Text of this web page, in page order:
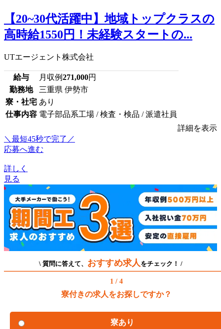
【20~30代活躍中】地域トップクラスの
高時給1550円！未経験スタートの...
UTエージェント株式会社
給与 月収例271,000円
勤務地
三重県 伊勢市
寮・社宅 あり
仕事内容 電子部品系工場 / 検査・検品 / 派遣社員
詳細を表示
＼最短45秒で完了／
応募へ進む
詳しく
見る
\ 質問に答えて、 おすすめ求人 をチェック！ /
1 / 4
寮付きの求人をお探しですか？
寮あり